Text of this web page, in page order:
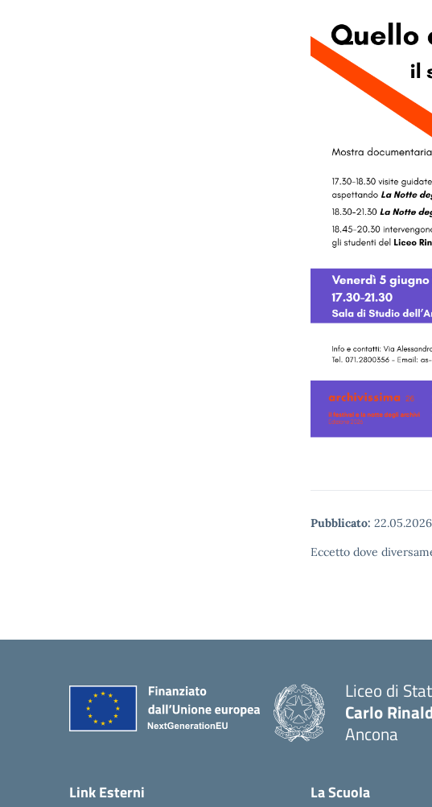
Pubblicato: 22.05.2026
Eccetto dove
Liceo di
Carlo
Ancona
Link Esterni La Scuola